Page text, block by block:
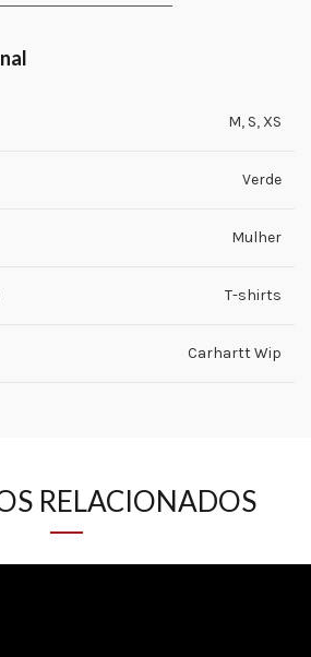
M, S, XS
Verde
Mulher
T-shirts
Carhartt Wip
RELACIONADOS